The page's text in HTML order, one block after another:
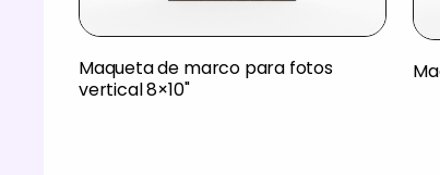
Maqueta de marco para fotos
vertical 8×10"